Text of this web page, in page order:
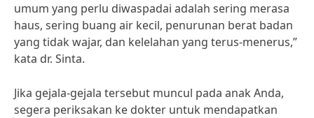
umum yang perlu diwaspadai adalah sering merasa
haus, sering buang air kecil, penurunan berat badan
yang tidak wajar, dan kelelahan yang terus-menerus,”
kata dr. Sinta.
Jika gejala-gejala tersebut muncul pada anak Anda,
segera periksakan ke dokter untuk mendapatkan